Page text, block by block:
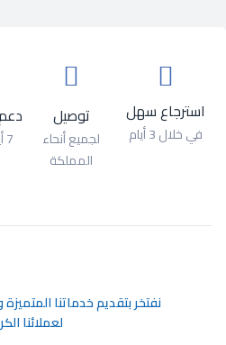
استرجاع سهل
في خلال 3 أيام
توصيل
لجميع أنحاء
المملكة
7 أيام بالأسبوع
ﻧﻔﺘﺨﺮ ﺑﺘﻘﺪﻳﻢ ﺧﺪﻣﺎﺗﻨﺎ اﻟﻤﺘﻤﻴﺰة
ﻟﻌﻤﻼﺋﻨﺎ